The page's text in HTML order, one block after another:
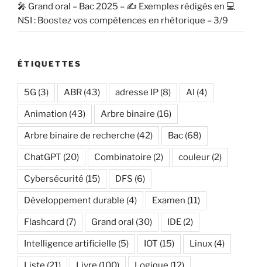
🎤 Grand oral – Bac 2025 – ✍️ Exemples rédigés en 💻
NSI : Boostez vos compétences en rhétorique – 3/9
ÉTIQUETTES
5G (3) ABR (43) adresse IP (8) AI (4)
Animation (43) Arbre binaire (16)
Arbre binaire de recherche (42) Bac (68)
ChatGPT (20) Combinatoire (2) couleur (2)
Cybersécurité (15) DFS (6)
Développement durable (4) Examen (11)
Flashcard (7) Grand oral (30) IDE (2)
Intelligence artificielle (5) IOT (15) Linux (4)